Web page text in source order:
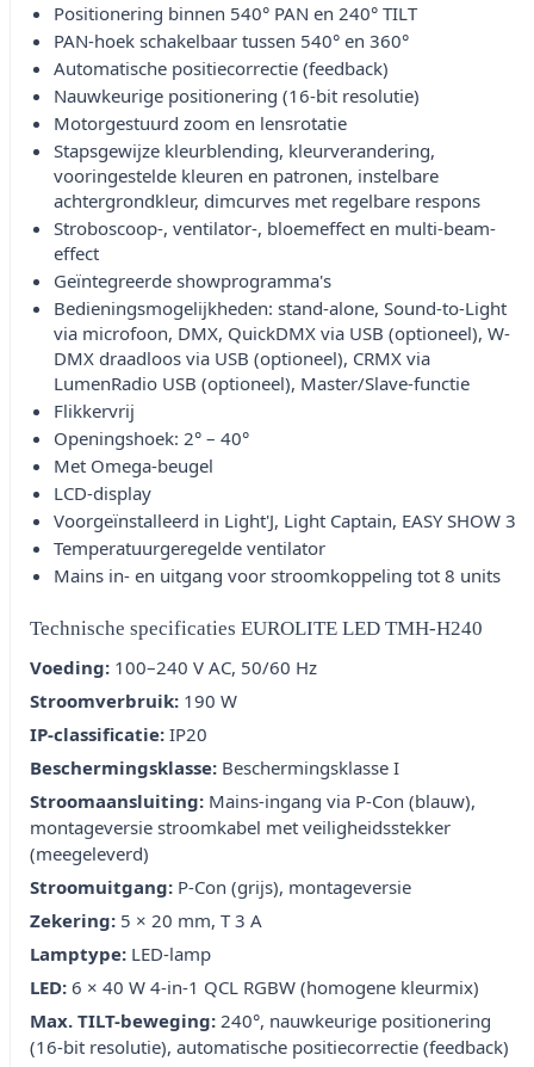
Positionering binnen 540° PAN en 240° TILT
PAN-hoek schakelbaar tussen 540° en 360°
Automatische positiecorrectie (feedback)
Nauwkeurige positionering (16-bit resolutie)
Motorgestuurd zoom en lensrotatie
Stapsgewijze kleurblending, kleurverandering,
vooringestelde kleuren en patronen, instelbare
achtergrondkleur, dimcurves met regelbare respons
Stroboscoop-, ventilator-, bloemeffect en multi-beam-
effect
Geïntegreerde showprogramma's
Bedieningsmogelijkheden: stand-alone, Sound-to-Light
via microfoon, DMX, QuickDMX via USB (optioneel), W-
DMX draadloos via USB (optioneel), CRMX via
LumenRadio USB (optioneel), Master/Slave-functie
Flikkervrij
Openingshoek: 2° – 40°
Met Omega-beugel
LCD-display
Voorgeïnstalleerd in Light'J, Light Captain, EASY SHOW 3
Temperatuurgeregelde ventilator
Mains in- en uitgang voor stroomkoppeling tot 8 units
Technische specificaties EUROLITE LED TMH-H240
Voeding: 100–240 V AC, 50/60 Hz
Stroomverbruik: 190 W
IP-classificatie: IP20
Beschermingsklasse: Beschermingsklasse I
Stroomaansluiting: Mains-ingang via P-Con (blauw),
montageversie stroomkabel met veiligheidsstekker
(meegeleverd)
Stroomuitgang: P-Con (grijs), montageversie
Zekering: 5 × 20 mm, T 3 A
Lamptype: LED-lamp
LED: 6 × 40 W 4-in-1 QCL RGBW (homogene kleurmix)
Max. TILT-beweging: 240°, nauwkeurige positionering
(16-bit resolutie), automatische positiecorrectie (feedback)